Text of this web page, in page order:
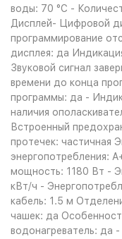
воды: 70 °С -
Дисплей- Цифровой
программирование
дисплея: да
Звуковой сигнал
времени до конца
программы: да -
наличия
Встроенный
протечек: частичная
энергопотребления:
мощность: 1180 Вт -
кВт/ч -
кабель: 1.5 м
чашек: да
водонагреватель: да